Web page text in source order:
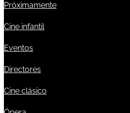
Próximamente
Cine infantil
Eventos
Directores
Cine clásico